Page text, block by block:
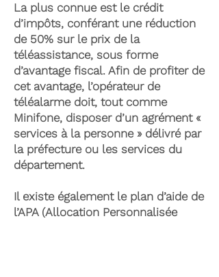
La plus connue est le crédit
d’impôts, conférant une réduction
de 50% sur le prix de la
téléassistance, sous forme
d’avantage fiscal. Afin de profiter de
cet avantage, l’opérateur de
téléalarme doit, tout comme
Minifone, disposer d’un agrément «
services à la personne » délivré par
la préfecture ou les services du
département.
Il existe également le plan d’aide de
l’APA (Allocation Personnalisée